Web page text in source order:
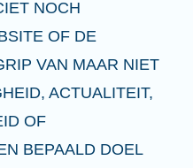
NOCH
OF DE
VAN MAAR NIET
ACTUALITEIT,
OF
BEPAALD DOEL